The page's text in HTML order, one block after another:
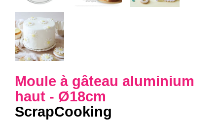
Moule à gâteau aluminium
haut - Ø18cm
ScrapCooking